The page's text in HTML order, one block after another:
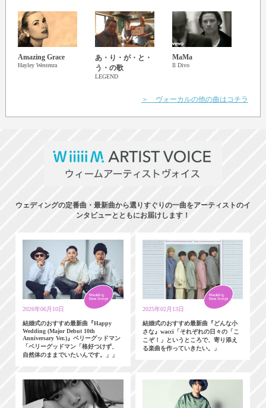
Amazing Grace
Hayley Westenra
あ・り・が・と・
う・の歌
LEGEND
MaMa
Il Divo
＞ ヴォーカルの他の曲はコチラ
ウェディングの定番曲・最新曲から選りすぐりの一曲をアーティストのイ
ンタビューとともにお届けします！
2026年06月10日
結婚式のおすすめ最新曲『Happy
Wedding (Major Debut 10th
Anniversary Ver.)』ベリーグッドマン
「ベリーグッドマン「格好つけず、
自然体のままでいたいんです。」」
2025年02月13日
結婚式のおすすめ最新曲『どんな小
さな』wacci「それぞれの日々の「こ
こぞ！」というところで、寄り添え
る楽曲を作っていきたい。」